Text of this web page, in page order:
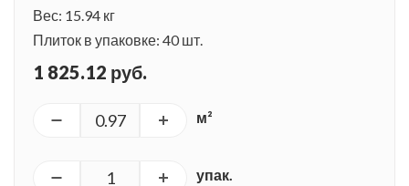
Вес: 15.94 кг
Плиток в упаковке: 40 шт.
1 825.12 руб.
м²
упак.